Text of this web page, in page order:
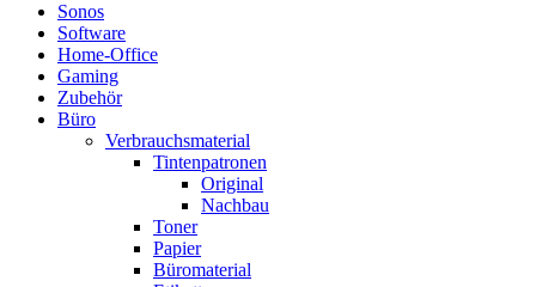
Sonos
Software
Home-Office
Gaming
Zubehör
Büro
Verbrauchsmaterial
Tintenpatronen
Original
Nachbau
Toner
Papier
Büromaterial